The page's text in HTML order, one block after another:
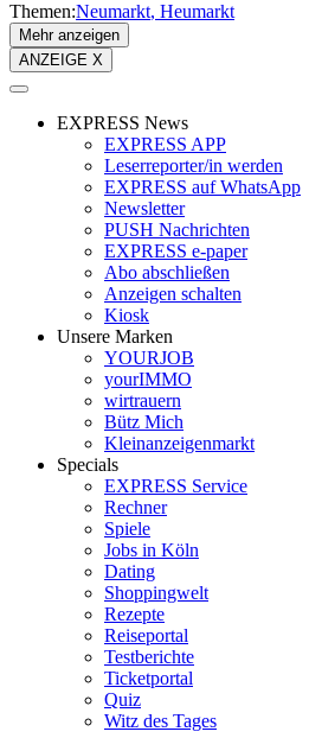
Themen:Neumarkt Heumarkt
Mehr anzeigen
ANZEIGE X
EXPRESS News
EXPRESS APP
Leserreporter/in werden
EXPRESS auf WhatsApp
Newsletter
PUSH Nachrichten
EXPRESS e-paper
Abo abschließen
Anzeigen schalten
Kiosk
Unsere Marken
YOURJOB
yourIMMO
wirtrauern
Bütz Mich
Kleinanzeigenmarkt
Specials
EXPRESS Service
Rechner
Spiele
Jobs in Köln
Dating
Shoppingwelt
Rezepte
Reiseportal
Testberichte
Ticketportal
Quiz
Witz des Tages